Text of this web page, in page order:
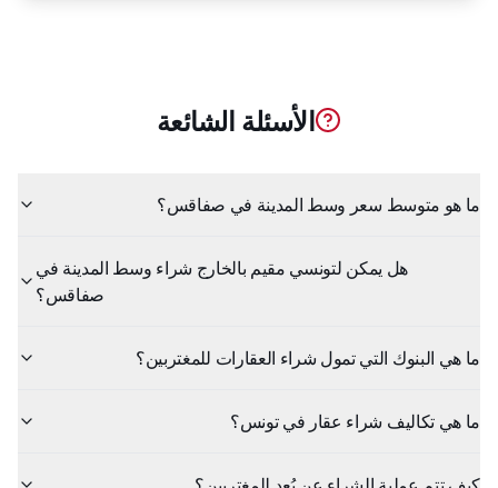
الأسئلة الشائعة
ما هو متوسط سعر وسط المدينة في صفاقس؟
هل يمكن لتونسي مقيم بالخارج شراء وسط المدينة في
صفاقس؟
ما هي البنوك التي تمول شراء العقارات للمغتربين؟
ما هي تكاليف شراء عقار في تونس؟